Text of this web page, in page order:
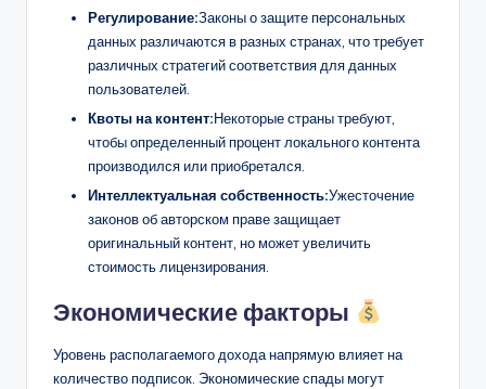
Регулирование:Законы о защите персональных
данных различаются в разных странах, что требует
различных стратегий соответствия для данных
пользователей.
Квоты на контент:Некоторые страны требуют,
чтобы определенный процент локального контента
производился или приобретался.
Интеллектуальная собственность:Ужесточение
законов об авторском праве защищает
оригинальный контент, но может увеличить
стоимость лицензирования.
Экономические факторы
Уровень располагаемого дохода напрямую влияет на
количество подписок. Экономические спады могут